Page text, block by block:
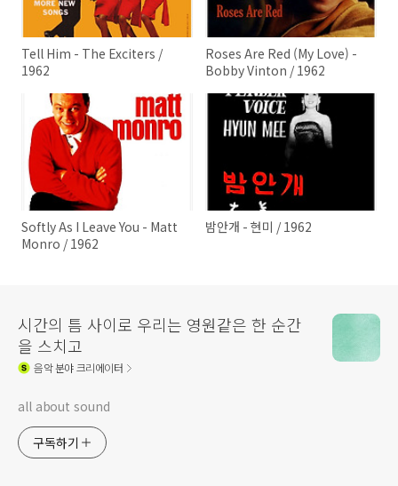
Tell Him - The Exciters /
1962
Roses Are Red (My Love) -
Bobby Vinton / 1962
Softly As I Leave You - Matt
Monro / 1962
밤안개 - 현미 / 1962
시간의 틈 사이로 우리는 영원같은 한 순간
을 스치고
음악분야 크리에이터
all about sound
구독하기